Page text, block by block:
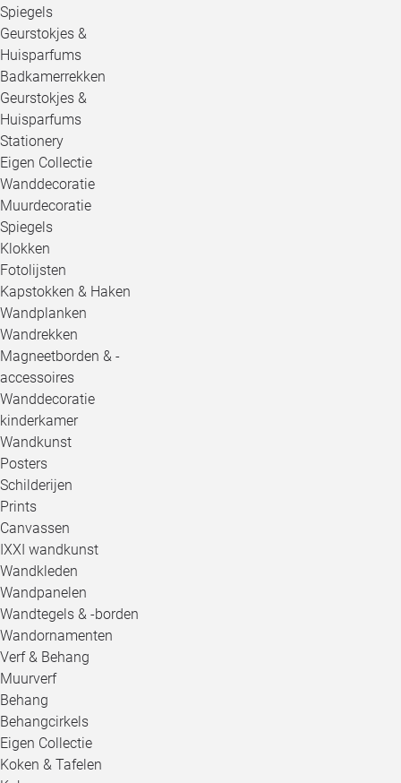
Spiegels
Geurstokjes &
Huisparfums
Badkamerrekken
Geurstokjes &
Huisparfums
Stationery
Eigen Collectie
Wanddecoratie
Muurdecoratie
Spiegels
Klokken
Fotolijsten
Kapstokken & Haken
Wandplanken
Wandrekken
Magneetborden & -
accessoires
Wanddecoratie
kinderkamer
Wandkunst
Posters
Schilderijen
Prints
Canvassen
IXXI wandkunst
Wandkleden
Wandpanelen
Wandtegels & -borden
Wandornamenten
Verf & Behang
Muurverf
Behang
Behangcirkels
Eigen Collectie
Koken & Tafelen